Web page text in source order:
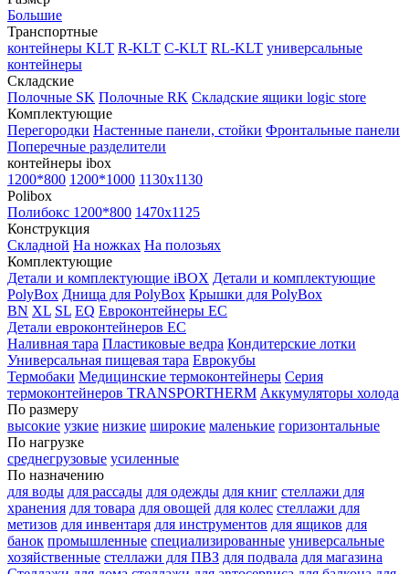
Большие
Транспортные
контейнеры KLT R-KLT C-KLT RL-KLT универсальные
контейнеры
Складские
Полочные SK Полочные RK Складские ящики logic store
Комплектующие
Перегородки Настенные панели, стойки Фронтальные панели
Поперечные разделители
контейнеры ibox
1200*800 1200*1000 1130x1130
Polibox
Полибокс 1200*800 1470х1125
Конструкция
Складной На ножках На полозьях
Комплектующие
Детали и комплектующие iBOX Детали и комплектующие
PolyBox Днища для PolyBox Крышки для PolyBox
BN XL SL EQ Евроконтейнеры EC
Детали евроконтейнеров EC
Наливная тара Пластиковые ведра Кондитерские лотки
Универсальная пищевая тара Еврокубы
Термобаки Медицинские термоконтейнеры Серия
термоконтейнеров TRANSPORTHERM Аккумуляторы холода
По размеру
высокие узкие низкие широкие маленькие горизонтальные
По нагрузке
среднегрузовые усиленные
По назначению
для воды для рассады для одежды для книг стеллажи для
хранения для товара для овощей для колес стеллажи для
метизов для инвентаря для инструментов для ящиков для
банок промышленные специализированные универсальные
хозяйственные стеллажи для ПВЗ для подвала для магазина